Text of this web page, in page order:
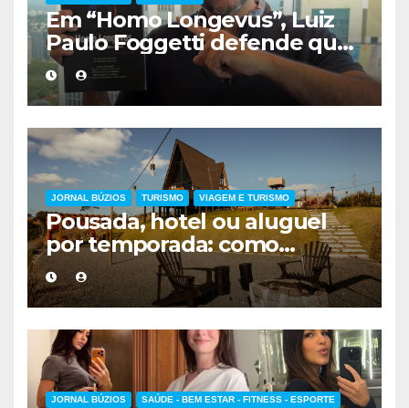
Em “Homo Longevus”, Luiz
Paulo Foggetti defende que
viver mais exigirá uma nova
forma de encarar a vida
JORNAL BÚZIOS TURISMO VIAGEM E TURISMO
Pousada, hotel ou aluguel
por temporada: como
escolher a melhor
hospedagem
JORNAL BÚZIOS SAÚDE - BEM ESTAR - FITNESS - ESPORTE